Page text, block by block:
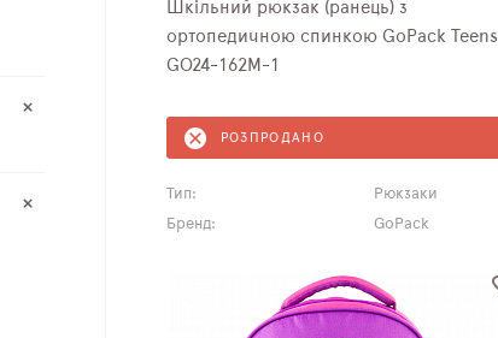
Шкільний рюкзак (ранець) з
ортопедичною спинкою GoPack Teens
GO24-162M-1
РОЗПРОДАНО
Тип:
Рюкзаки
Бренд:
GoPack